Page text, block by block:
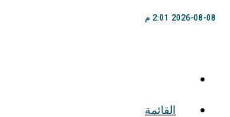
2026-08-08 2:01 م
القائمة